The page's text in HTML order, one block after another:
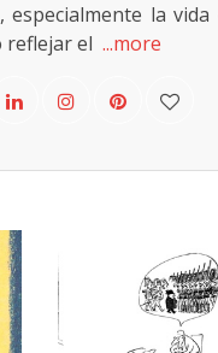
especialmente la
reflejar el ...more